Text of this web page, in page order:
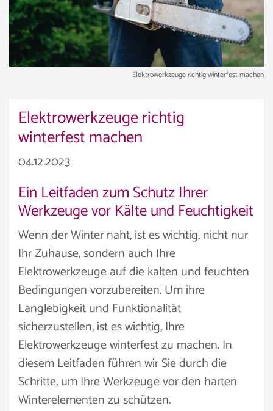
Elektrowerkzeuge richtig winterfest machen
Elektrowerkzeuge richtig
winterfest machen
04.12.2023
Ein Leitfaden zum Schutz Ihrer
Werkzeuge vor Kälte und Feuchtigkeit
Wenn der Winter naht, ist es wichtig, nicht nur
Ihr Zuhause, sondern auch Ihre
Elektrowerkzeuge auf die kalten und feuchten
Bedingungen vorzubereiten. Um ihre
Langlebigkeit und Funktionalität
sicherzustellen, ist es wichtig, Ihre
Elektrowerkzeuge winterfest zu machen. In
diesem Leitfaden führen wir Sie durch die
Schritte, um Ihre Werkzeuge vor den harten
Winterelementen zu schützen.